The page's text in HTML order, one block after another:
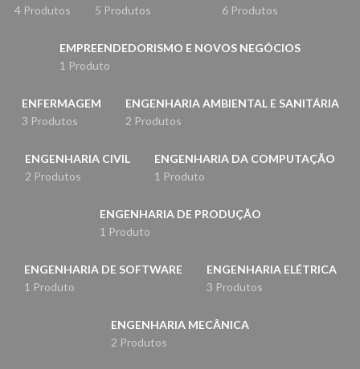
4 Produtos
5 Produtos
6 Produtos
EMPREENDEDORISMO E NOVOS NEGÓCIOS
1 Produto
ENFERMAGEM
3 Produtos
ENGENHARIA AMBIENTAL E SANITÁRIA
2 Produtos
ENGENHARIA CIVIL
2 Produtos
ENGENHARIA DA COMPUTAÇÃO
1 Produto
ENGENHARIA DE PRODUÇÃO
1 Produto
ENGENHARIA DE SOFTWARE
1 Produto
ENGENHARIA ELÉTRICA
3 Produtos
ENGENHARIA MECÂNICA
2 Produtos